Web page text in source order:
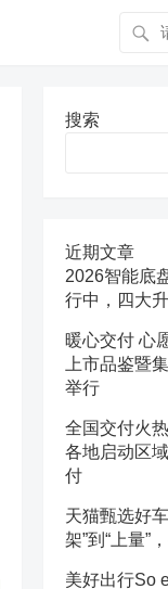
搜索
近期文章
2026智能底
行中，四大
暖心交付 心
上市品鉴暨
举行
全国交付火
各地启动区
付
天猫甄选好
架”到“上量”
美好出行So